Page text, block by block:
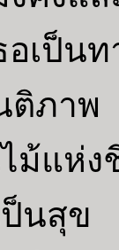
อเป็น
ติภาพ
ม้แห่
นสุข